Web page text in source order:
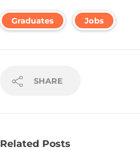
Graduates Jobs
SHARE
Related Posts